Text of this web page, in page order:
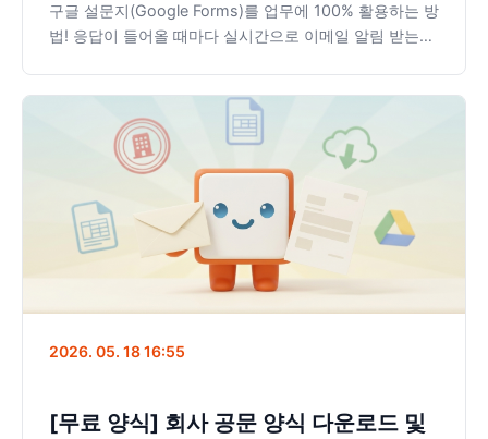
구글 설문지(Google Forms)를 업무에 100% 활용하는 방
법! 응답이 들어올 때마다 실시간으로 이메일 알림 받는
자주 헷갈리는 필수 설정 3가지를 클라우드튜링에서 알기
쉽게 정리해 드립니다.
2026. 05. 18 16:55
[무료 양식] 회사 공문 양식 다운로드 및